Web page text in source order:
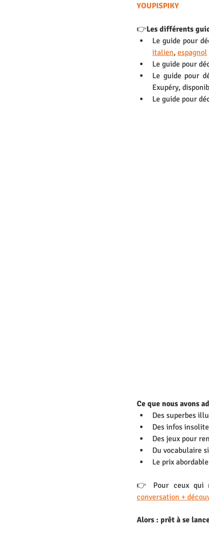
YOUPISPIKY
👉Les différents
Le guide pour
italien, espagnol
Le guide pour
Le guide pour
Exupéry,
Le guide pour
Ce que nous avons
Des superbes
Des infos
Des jeux pour
Du vocabulaire
Le prix
👉 Pour ceux qui
conversation +
Alors : prêt à se